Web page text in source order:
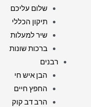
שלום עליכם
תיקון הכללי
שיר למעלות
ברכות שונות
רבנים
הבן איש חי
החפץ חיים
הרב דב קוק